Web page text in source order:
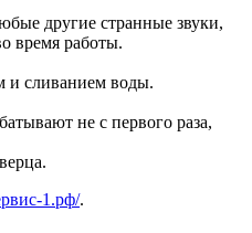
другие странные звуки,
время работы.
и сливанием воды.
не с первого раза,
1.рф/.